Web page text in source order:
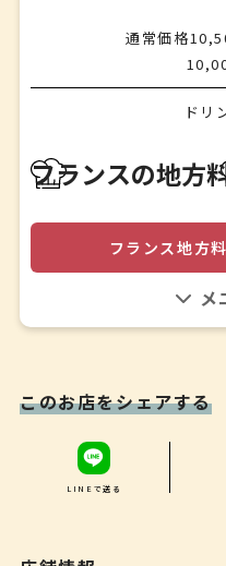
通常価格
ウェルカムドリンク1杯
アミューズ
野菜のポタージュ
前菜☆スペシャリテ☆
オリジナルドレッシング
せ
魚料理
デザート盛合せ
ドリ
フランスの地方
フランス地方
前菜盛り合わせは、田舎
を使ったペイザンヌスー
このお店をシェアする
LINEで送る